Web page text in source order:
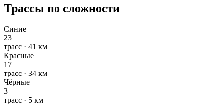
Трассы по сложности
Синие
23
трасс · 41 км
Красные
17
трасс · 34 км
Чёрные
3
трасс · 5 км